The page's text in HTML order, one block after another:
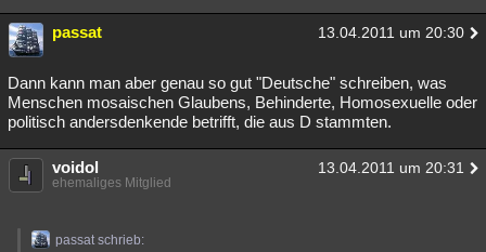
Musik Clash Verbesserungen Allmystery English
Übersichten
Besucht Teilgenommen Alle Neue Geschlossen
Lesenswert Schlüsselwörter
passat 13.04.2011 um 20:30
Dann kann man aber genau so gut "Deutsche" schreiben, was
Menschen mosaischen Glaubens, Behinderte, Homosexuelle oder
politisch andersdenkende betrifft, die aus D stammten.
voidol 13.04.2011 um 20:31
ehemaliges Mitglied
passat schrieb: